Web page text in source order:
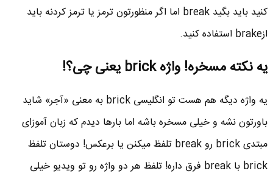
کنید باید بگید break اما اگر منظورتون ترمز یا ترمز کردنه باید
ازbrake استفاده کنید.
یه نکته مسخره! واژه brick یعنی چی؟!
یه واژه دیگه هم هست تو انگلیسی brick به معنی «آجر» شاید
باورتون نشه و خیلی مسخره باشه اما بارها دیدم که زبان آموزای
مبتدی brick رو break تلفظ میکنن یا برعکس! دوستان تلفظ
brick با break فرق داره! تلفظ هر دو واژه رو تو ویدیو خیلی